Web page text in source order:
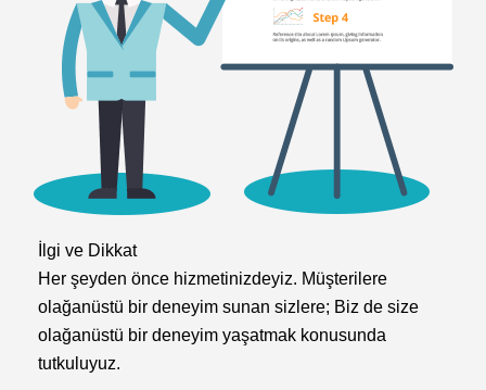
İlgi ve Dikkat​
Her şeyden önce hizmetinizdeyiz. Müşterilere
olağanüstü bir deneyim sunan sizlere; Biz de size
olağanüstü bir deneyim yaşatmak konusunda
tutkuluyuz.​